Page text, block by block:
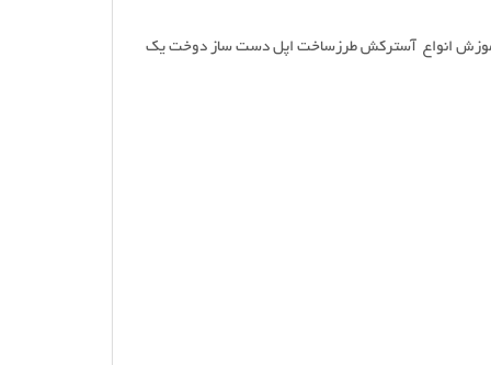
وآموزش انواع آسترکش طرزساخت اپل دست ساز دوخت یک